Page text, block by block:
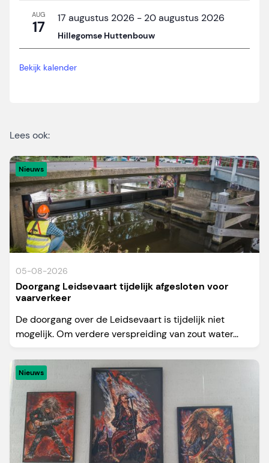
AUG
17 17 augustus 2026 - 20 augustus 2026
Hillegomse Huttenbouw
Bekijk kalender
Lees ook:
Nieuws
05-08-2026
Doorgang Leidsevaart tijdelijk afgesloten voor
vaarverkeer
De doorgang over de Leidsevaart is tijdelijk niet
mogelijk. Om verdere verspreiding van zout water...
Nieuws